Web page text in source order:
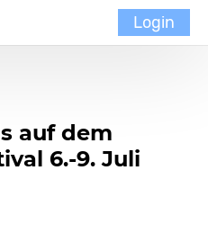
Login
auf dem
6.-9. Juli